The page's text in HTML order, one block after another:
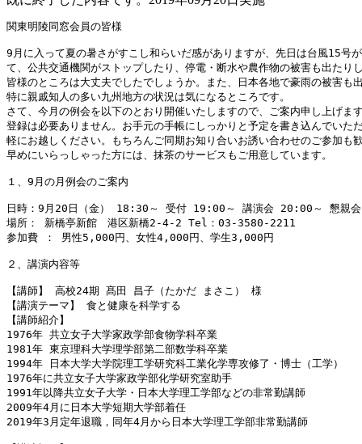
関東明陵同窓会員の皆様
9月に入って夏の暑さがすこし和らいだ感がありますが、先日は台風15号
て、公共交通機関がストップしたり、停電・断水や農作物の被害も出たり
皆様のところは大丈夫でしたでしょうか。また、日本各地で豪雨の被害も
特に親戚知人の多い九州地方の状況は気になるところです。
さて、今月の例会を以下のとおり開催いたしますので、ご案内申し上げま
登録は必要ありません。お手元の手帳にしっかりと予定を書き込んでいた
軽にお越しください。もちろんご同期お知り合いお誘い合わせのご参加も
早めにいらっしゃった方には、抹茶のサービスもご用意しています。
１、9月の月例会のご案内
日時：9月20日（金） 18:30～ 受付 19:00～ 講演会 20:00～ 懇親会
場所： 新橋亭新館　港区新橋2-4-2 Tel：03-3580-2211
参加費 ： 男性5,000円、女性4,000円、学生3,000円
２、講演内容等
【講師】 高校24期 髙田 昌子（たかだ まさこ） 様
【講演テーマ】 食と健康を科学する
【講師紹介】
1976年 共立女子大学家政学部食物学科卒業
1981年 東京理科大学理学部第二部数学科卒業
1994年 日本大学大学院理工学研究科工業化学専攻修了・博士（工学）
1976年に共立女子大学家政学部化学研究室助手
1991年以降共立女子大学・日本大学理工学部などの非常勤講師
2009年4月に日本大学短期大学部着任
2019年3月定年退職，同年4月から日本大学理工学部非常勤講師